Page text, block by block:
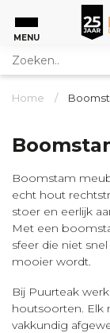
MENU
Home /
Boomstam
echt hout
stoer en eerlijk
Met een
sfeer die niet
mooier wordt.
Bij Puurteak
houtsoorten. Elk
vakkundig